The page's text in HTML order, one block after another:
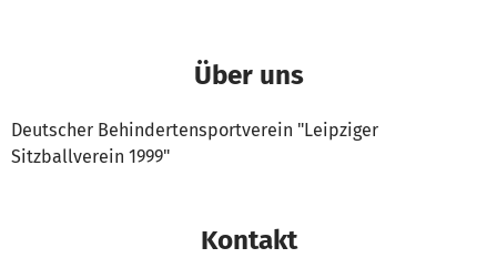
Über uns
Deutscher Behindertensportverein "Leipziger
Sitzballverein 1999"
Kontakt